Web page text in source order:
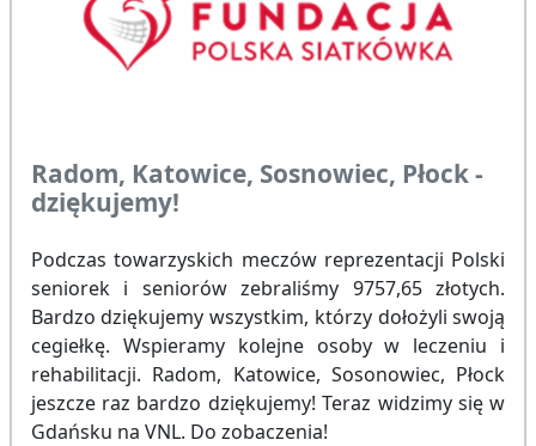
Radom, Katowice, Sosnowiec, Płock -
dziękujemy!
Podczas towarzyskich meczów reprezentacji Polski
seniorek i seniorów zebraliśmy 9757,65 złotych.
Bardzo dziękujemy wszystkim, którzy dołożyli swoją
cegiełkę. Wspieramy kolejne osoby w leczeniu i
rehabilitacji. Radom, Katowice, Sosonowiec, Płock
jeszcze raz bardzo dziękujemy! Teraz widzimy się w
Gdańsku na VNL. Do zobaczenia!